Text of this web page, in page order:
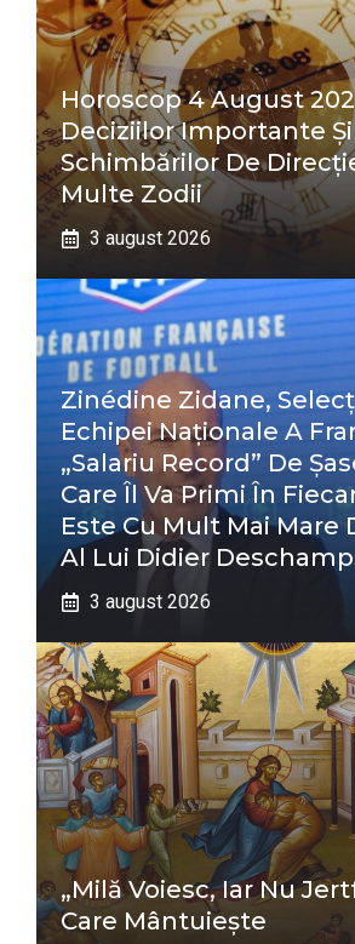
Horoscop 4 August
Deciziilor Importante
Schimbărilor De
Multe Zodii
3 august 2026
Zinédine Zidane,
Echipei Naționale A
„salariu Record” De
Care Îl Va Primi În
Este Cu Mult Mai Mare
Al Lui Didier
3 august 2026
„Milă Voiesc, Iar Nu
Care Mântuiește